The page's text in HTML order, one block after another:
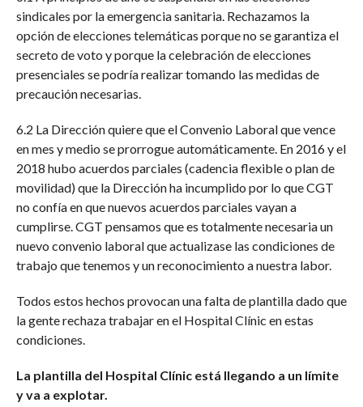
sindicales por la emergencia sanitaria. Rechazamos la
opción de elecciones telemáticas porque no se garantiza el
secreto de voto y porque la celebración de elecciones
presenciales se podría realizar tomando las medidas de
precaución necesarias.
6.2 La Dirección quiere que el Convenio Laboral que vence
en mes y medio se prorrogue automáticamente. En 2016 y el
2018 hubo acuerdos parciales (cadencia flexible o plan de
movilidad) que la Dirección ha incumplido por lo que CGT
no confía en que nuevos acuerdos parciales vayan a
cumplirse. CGT pensamos que es totalmente necesaria un
nuevo convenio laboral que actualizase las condiciones de
trabajo que tenemos y un reconocimiento a nuestra labor.
Todos estos hechos provocan una falta de plantilla dado que
la gente rechaza trabajar en el Hospital Clínic en estas
condiciones.
La plantilla del Hospital Clínic está llegando a un límite
y va a explotar.